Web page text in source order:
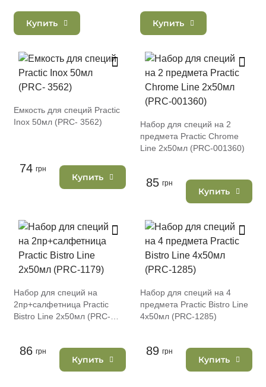
Купить Купить
Емкость для специй Practic
Inox 50мл (PRC- 3562)
74 грн
Купить
Набор для специй на 2
предмета Practic Chrome
Line 2х50мл (PRC-001360)
85 грн
Купить
Набор для специй на
2пр+салфетница Practic
Bistro Line 2х50мл (PRC-
86 грн
Купить
Набор для специй на 4
предмета Practic Bistro Line
4х50мл (PRC-1285)
89 грн
Купить